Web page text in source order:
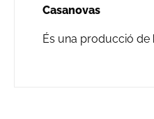
Casanovas
És una producció de